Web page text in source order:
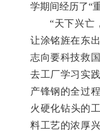
学期间经历了“
“天下兴亡
让涂铭旌在东
志向要科技救
去工厂学习实
产锋钢的全过
火硬化钻头的
料工艺的浓厚